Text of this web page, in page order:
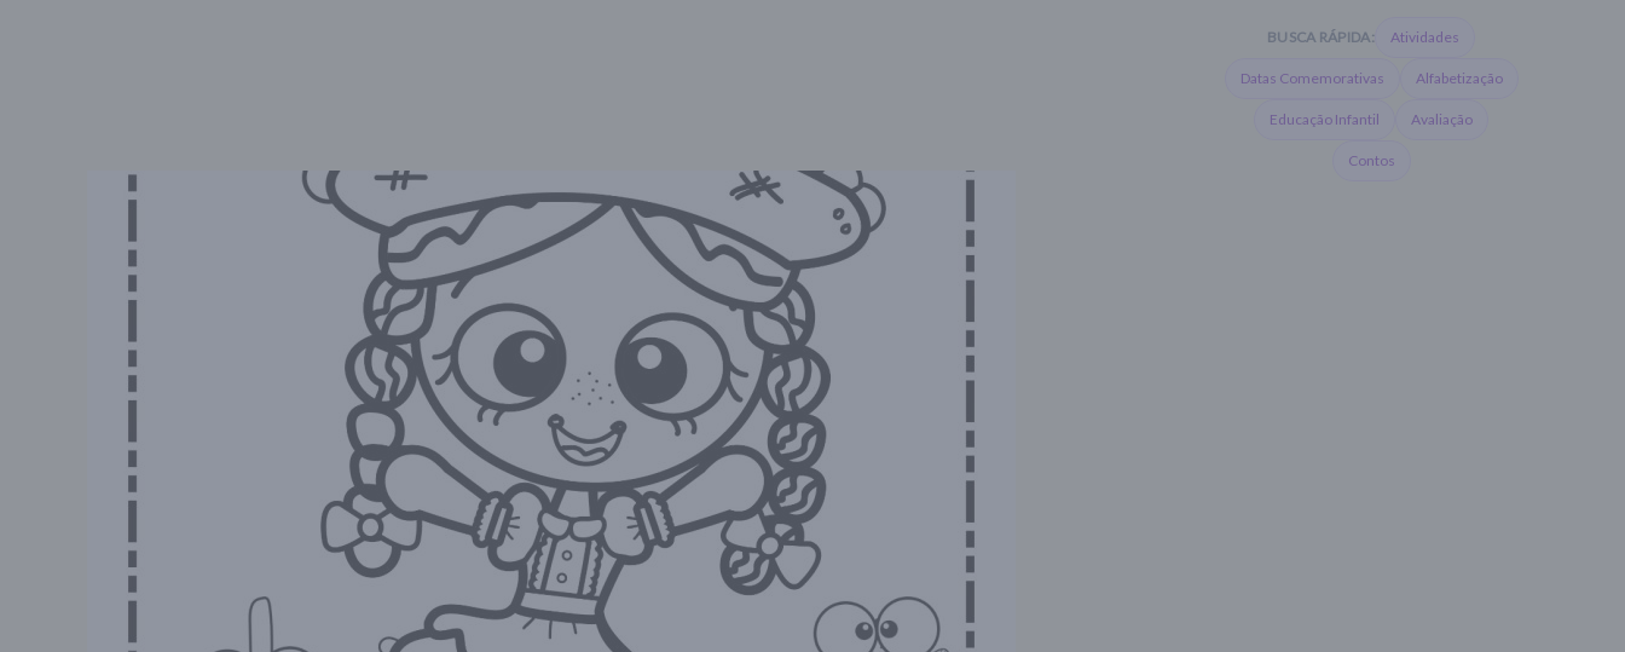
BUSCA RÁPIDA: Atividades
Datas Comemorativas Alfabetização
Educação Infantil Avaliação
Contos